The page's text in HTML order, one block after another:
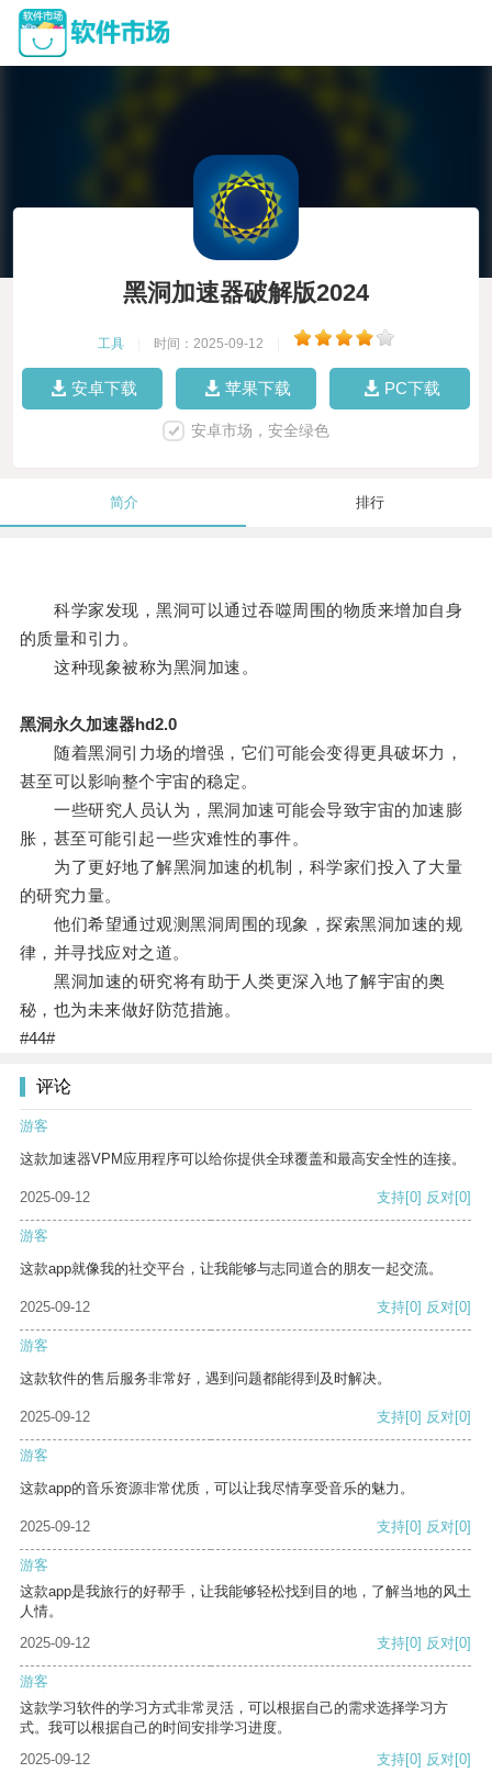
黑洞加速器破解版2024
工具 时间：2025-09-12
安卓下载 苹果下载 PC下载
安卓市场，安全绿色
简介 排行
科学家发现，黑洞可以通过吞噬周围的物质来增加自身
的质量和引力。
这种现象被称为黑洞加速。
黑洞永久加速器hd2.0
随着黑洞引力场的增强，它们可能会变得更具破坏力，
甚至可以影响整个宇宙的稳定。
一些研究人员认为，黑洞加速可能会导致宇宙的加速膨
胀，甚至可能引起一些灾难性的事件。
为了更好地了解黑洞加速的机制，科学家们投入了大量
的研究力量。
他们希望通过观测黑洞周围的现象，探索黑洞加速的规
律，并寻找应对之道。
黑洞加速的研究将有助于人类更深入地了解宇宙的奥
秘，也为未来做好防范措施。
#44#
评论
游客
这款加速器VPM应用程序可以给你提供全球覆盖和最高安全性的连接。
2025-09-12 支持[0] 反对[0]
游客
这款app就像我的社交平台，让我能够与志同道合的朋友一起交流。
2025-09-12 支持[0] 反对[0]
游客
这款软件的售后服务非常好，遇到问题都能得到及时解决。
2025-09-12 支持[0] 反对[0]
游客
这款app的音乐资源非常优质，可以让我尽情享受音乐的魅力。
2025-09-12 支持[0] 反对[0]
游客
这款app是我旅行的好帮手，让我能够轻松找到目的地，了解当地的风土
人情。
2025-09-12
支持[0] 反对[0]
游客
这款学习软件的学习方式非常灵活，可以根据自己的需求选择学习方
式。我可以根据自己的时间安排学习进度。
2025-09-12
支持[0] 反对[0]